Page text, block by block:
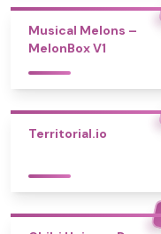
Musical Melons –
MelonBox V1
Territorial.io